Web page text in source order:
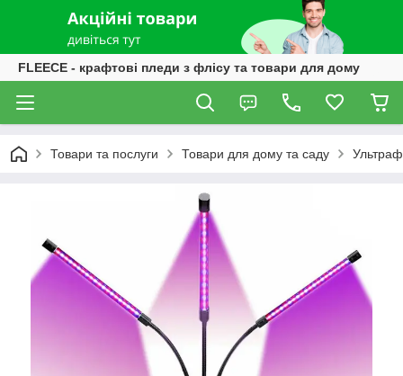
FLEECE - крафтові пледи з флісу та товари для дому
Товари та послуги Товари для дому та саду